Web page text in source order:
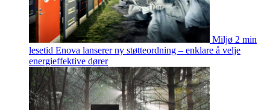
Miljø 2 min
lesetid Enova lanserer ny støtteordning – enklare å velje
energieffektive dører